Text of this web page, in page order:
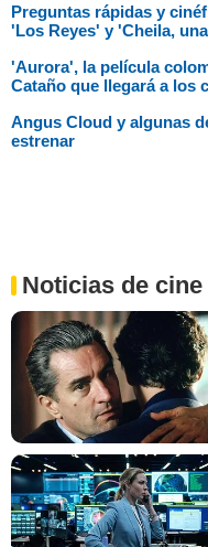
Preguntas rápidas y
'Los Reyes' y 'Cheila,
'Aurora', la película
Cataño que llegará a los
Angus Cloud y algunas
estrenar
Noticias de cine